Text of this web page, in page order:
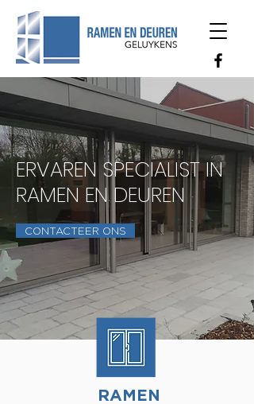
ERVAREN SPECIALIST IN
RAMEN EN DEUREN
CONTACTEER ONS
RAMEN